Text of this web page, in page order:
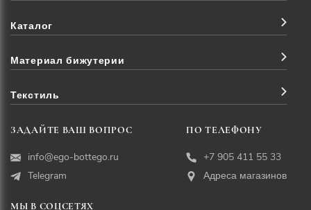
Каталог
Материал бижутерии
Текстиль
ЗАДАЙТЕ ВАШ ВОПРОС
info@ego-bottego.ru
Telegram
ПО ТЕЛЕФОНУ
+7 905 411 55 33
Адреса магазинов
МЫ В СОЦСЕТЯХ